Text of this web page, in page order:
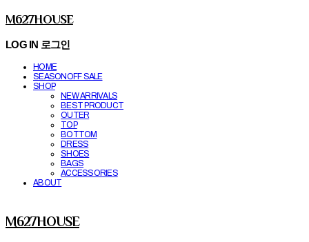
M627HOUSE
LOG IN 로그인
HOME
SEASONOFF SALE
SHOP
NEW ARRIVALS
BEST PRODUCT
OUTER
TOP
BOTTOM
DRESS
SHOES
BAGS
ACCESSORIES
ABOUT
M627HOUSE